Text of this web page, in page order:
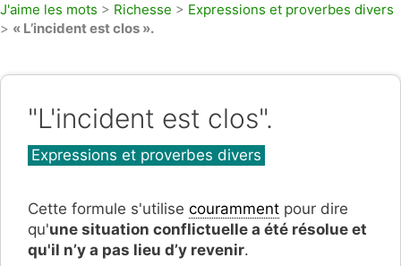
J'aime les mots > Richesse > Expressions et proverbes divers
> « L’incident est clos ».
"L'incident est clos".
Catégories
Expressions et proverbes divers
Cette formule s'utilise couramment pour dire
qu'une situation conflictuelle a été résolue et
qu'il n’y a pas lieu d’y revenir.